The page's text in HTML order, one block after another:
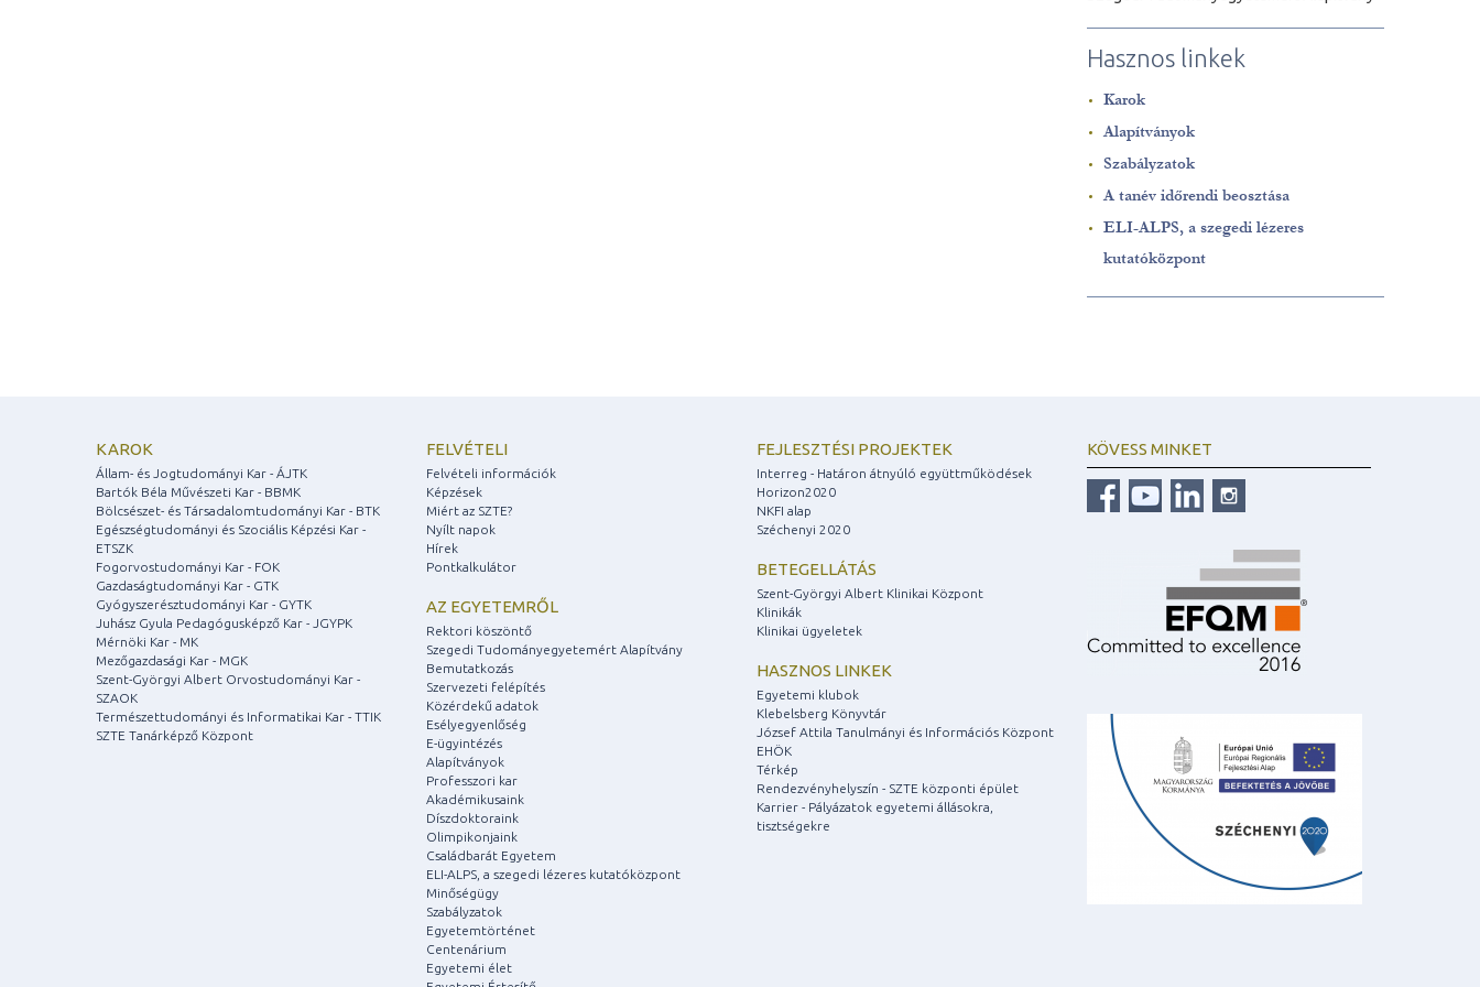
Hasznos linkek
Karok
Alapítványok
Szabályzatok
A tanév időrendi beosztása
ELI-ALPS, a szegedi lézeres
kutatóközpont
KAROK
Állam- és Jogtudományi Kar - ÁJTK
Bartók Béla Művészeti Kar - BBMK
Bölcsészet- és Társadalomtudományi Kar - BTK
Egészségtudományi és Szociális Képzési Kar -
ETSZK
Fogorvostudományi Kar - FOK
Gazdaságtudományi Kar - GTK
Gyógyszerésztudományi Kar - GYTK
Juhász Gyula Pedagógusképző Kar - JGYPK
Mérnöki Kar - MK
Mezőgazdasági Kar - MGK
Szent-Györgyi Albert Orvostudományi Kar -
SZAOK
Természettudományi és Informatikai Kar - TTIK
SZTE Tanárképző Központ
FELVÉTELI
Felvételi információk
Képzések
Miért az SZTE?
Nyílt napok
Hírek
Pontkalkulátor
AZ EGYETEMRŐL
Rektori köszöntő
Szegedi Tudományegyetemért Alapítvány
Bemutatkozás
Szervezeti felépítés
Közérdekű adatok
Esélyegyenlőség
E-ügyintézés
Alapítványok
Professzori kar
Akadémikusaink
Díszdoktoraink
Olimpikonjaink
Családbarát Egyetem
ELI-ALPS, a szegedi lézeres kutatóközpont
Minőségügy
Szabályzatok
Egyetemtörténet
Centenárium
Egyetemi élet
FEJLESZTÉSI PROJEKTEK
Interreg - Határon átnyúló együttműködések
Horizon2020
NKFI alap
Széchenyi 2020
BETEGELLÁTÁS
Szent-Györgyi Albert Klinikai Központ
Klinikák
Klinikai ügyeletek
HASZNOS LINKEK
Egyetemi klubok
Klebelsberg Könyvtár
József Attila Tanulmányi és Információs Központ
EHÖK
Térkép
Rendezvényhelyszín - SZTE központi épület
Karrier - Pályázatok egyetemi állásokra,
tisztségekre
KÖVESS MINKET